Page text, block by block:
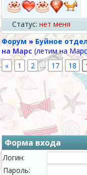
Статус: нет меня
Форум » Буйное
на Марс (летим на
«
1 2 … 17 18
Форма входа
Логин:
Пароль: